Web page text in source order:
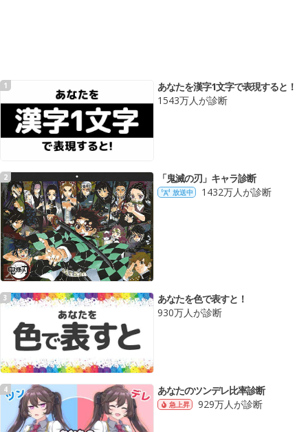
1
あなたを漢字1文字で表現すると！
1543万人が診断
2 「鬼滅の刃」キャラ診断
放送中 1432万人が診断
3
あなたを色で表すと！
930万人が診断
4 あなたのツンデレ比率診断
急上昇 929万人が診断